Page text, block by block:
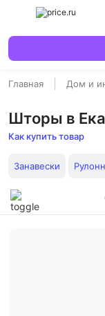
Главная Дом и
Шторы в
Как купить товар
Занавески